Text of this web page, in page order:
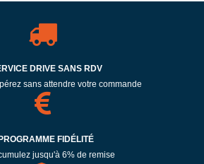
DRIVE SANS RDV
sans attendre votre commande
PROGRAMME FIDÉLITÉ
jusqu'à 6% de remise